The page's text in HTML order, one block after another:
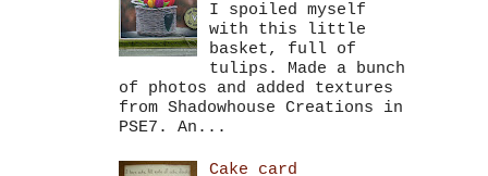
I spoiled myself
with this little
basket, full of
tulips. Made a bunch
of photos and added textures
from Shadowhouse Creations in
PSE7. An...
Cake card